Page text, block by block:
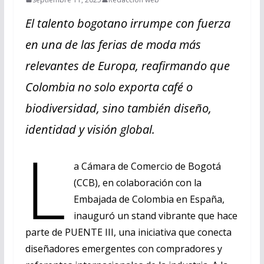
El talento bogotano irrumpe con fuerza
en una de las ferias de moda más
relevantes de Europa, reafirmando que
Colombia no solo exporta café o
biodiversidad, sino también diseño,
identidad y visión global.
L
a Cámara de Comercio de Bogotá
(CCB), en colaboración con la
Embajada de Colombia en España,
inauguró un stand vibrante que hace
parte de PUENTE III, una iniciativa que conecta
diseñadores emergentes con compradores y